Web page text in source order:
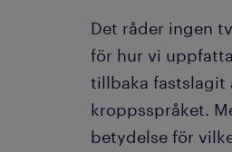
Det råder ingen
för hur vi
tillbaka fastslagit
kroppsspråket.
betydelse för